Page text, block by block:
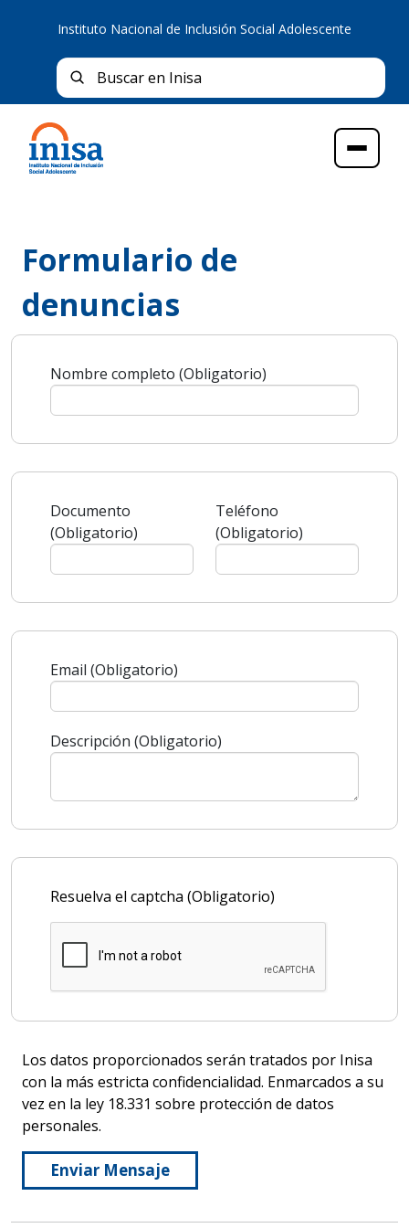
Instituto Nacional de Inclusión Social Adolescente
Buscar en Inisa
Menú
Formulario de
denuncias
Nombre completo (Obligatorio)
Documento
(Obligatorio)
Teléfono
(Obligatorio)
Email (Obligatorio)
Descripción (Obligatorio)
Resuelva el captcha (Obligatorio)
Los datos proporcionados serán tratados por Inisa
con la más estricta confidencialidad. Enmarcados a su
vez en la ley 18.331 sobre protección de datos
personales.
Enviar Mensaje